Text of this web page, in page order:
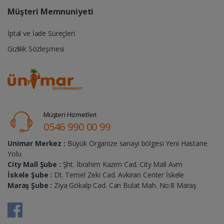
Müşteri Memnuniyeti
İptal ve İade Süreçleri
Gizlilik Sözleşmesi
Müşteri Hizmetleri
0546 990 00 99
Unimar Merkez : Büyük Organize sanayi bölgesi Yeni Hastane
Yolu
City Mall Şube : Şht. İbrahim Kazım Cad. City Mall Avm
İskele Şube : Dt. Temel Zeki Cad. Avkıran Center İskele
Maraş Şube : Ziya Gökalp Cad. Can Bulat Mah. No:8 Maraş